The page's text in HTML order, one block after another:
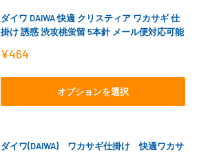
ダイワ DAIWA 快適 クリスティア ワカサギ 仕
掛け 誘惑 渋攻桃蛍留 5本針 メール便対応可能
販
価
¥464
オプションを選択
ダイワ(DAIWA) ワカサギ仕掛け 快適ワカサ